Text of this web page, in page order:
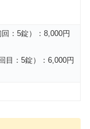
：5錠）：8,000円
目：5錠）：6,000円